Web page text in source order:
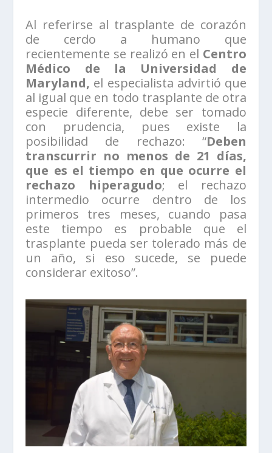
Al referirse al trasplante de corazón
de cerdo a humano que
recientemente se realizó en el Centro
Médico de la Universidad de
Maryland, el especialista advirtió que
al igual que en todo trasplante de otra
especie diferente, debe ser tomado
con prudencia, pues existe la
posibilidad de rechazo: “Deben
transcurrir no menos de 21 días,
que es el tiempo en que ocurre el
rechazo hiperagudo; el rechazo
intermedio ocurre dentro de los
primeros tres meses, cuando pasa
este tiempo es probable que el
trasplante pueda ser tolerado más de
un año, si eso sucede, se puede
considerar exitoso”.